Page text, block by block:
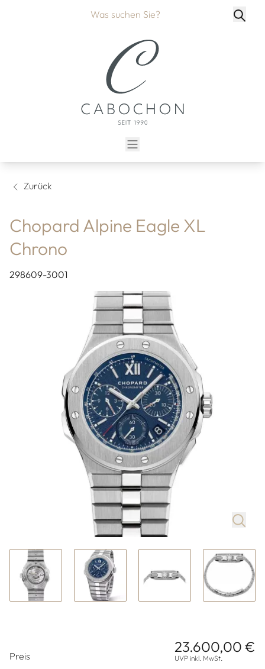
Zurück
Chopard Alpine Eagle XL
Chrono
298609-3001
Preis
23.600,00 €
UVP inkl. MwSt.